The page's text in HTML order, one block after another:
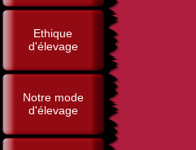
Ethique
d'élevage
Notre mode
d'élevage